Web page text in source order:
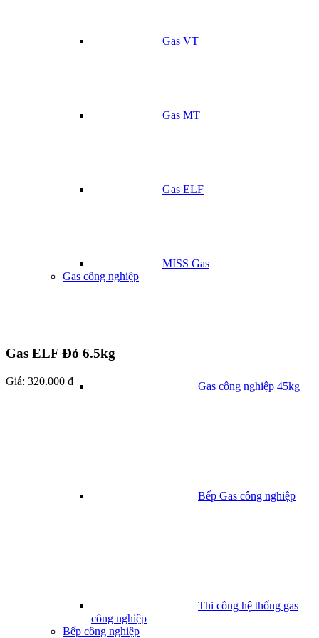
Gas VT
Gas MT
Gas ELF
MISS Gas
Gas công nghiệp
Gas công nghiệp 45kg
Bếp Gas công nghiệp
Thi công hệ thống gas
công nghiệp
Bếp công nghiệp
Gas ELF Đỏ 6.5kg
Giá: 320.000 ₫